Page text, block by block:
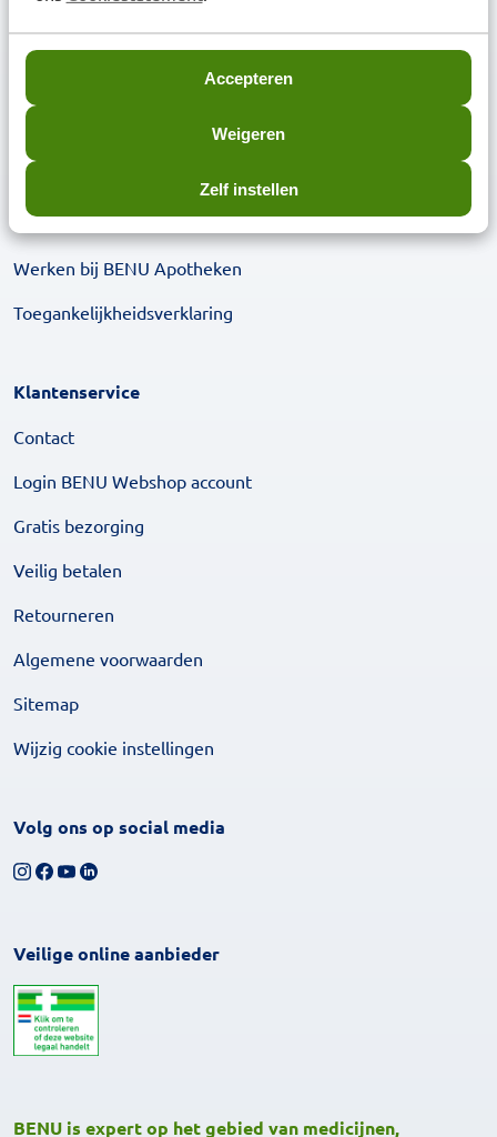
Accepteren
Weigeren
Zelf instellen
BENU in het nieuws
Werken bij BENU Apotheken
Toegankelijkheidsverklaring
Klantenservice
Contact
Login BENU Webshop account
Gratis bezorging
Veilig betalen
Retourneren
Algemene voorwaarden
Sitemap
Wijzig cookie instellingen
Volg ons op social media
Volg ons op Instagram
Volg ons op Facebook
Bekijk ons YouTube-kanaal
Volg ons op LinkedIn
Veilige online aanbieder
BENU is expert op het gebied van medicijnen,